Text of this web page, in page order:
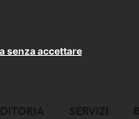
senza accettare
SERVIZI